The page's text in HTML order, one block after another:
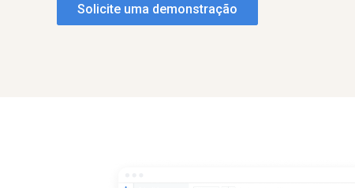
Solicite uma demonstração